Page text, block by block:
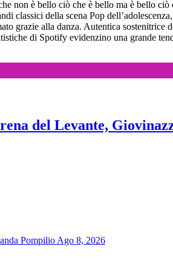
non è bello ciò che è bello ma è bello
classici della scena Pop
grazie alla danza. Autentica sostenitrice
di Spotify evidenzino una grande
del Levante,
Pompilio Ago 8, 2026